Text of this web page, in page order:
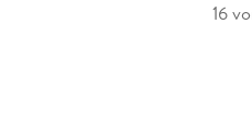
16